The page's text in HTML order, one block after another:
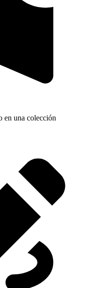
en una colección